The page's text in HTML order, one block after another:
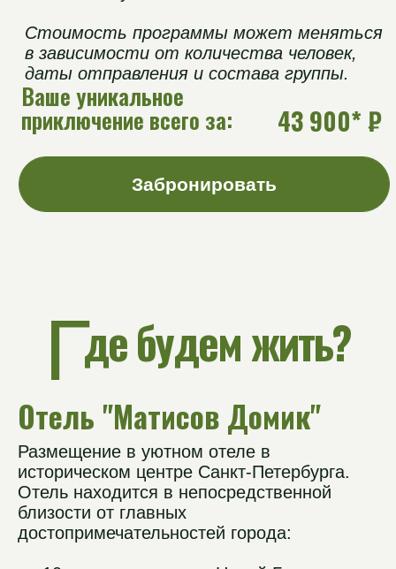
30 минут до Исаакиевского собора;
45 минут от Дворцовой площади.
Гостиничные номера эконом класса
Слайдер